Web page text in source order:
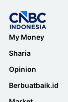
My Money
Sharia
Opinion
Berbuatbaik.id